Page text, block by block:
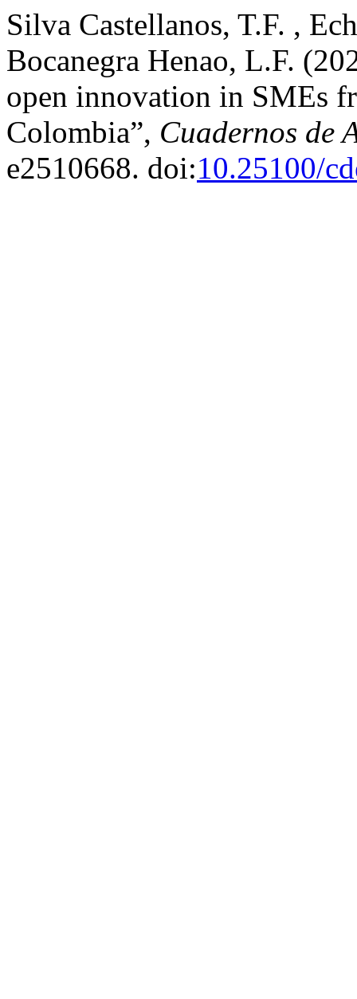
Silva Castellanos, T.F. ,
Bocanegra Henao, L.F.
open innovation in SMEs
Colombia”, Cuadernos de
e2510668. doi:10.25100/